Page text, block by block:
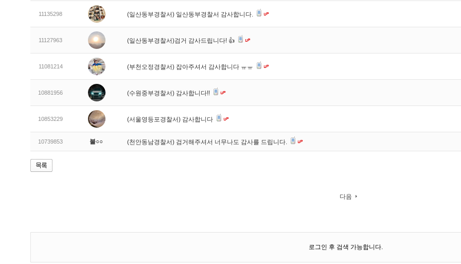
11135298 (일산동부경찰서) 일산동부경찰서 감사합니다.
11127963 (일산동부경찰서)검거 감사드립니다! 👍
11081214 (부천오정경찰서) 잡아주셔서 감사합니다 ㅠㅠ
10881956 (수원중부경찰서) 감사합니다!!
10853229 (서울영등포경찰서) 감사합니다
10739853 불○○ (천안동남경찰서) 검거해주셔서 너무나도 감사를 드립니다.
다음
로그인 후 검색 가능합니다.